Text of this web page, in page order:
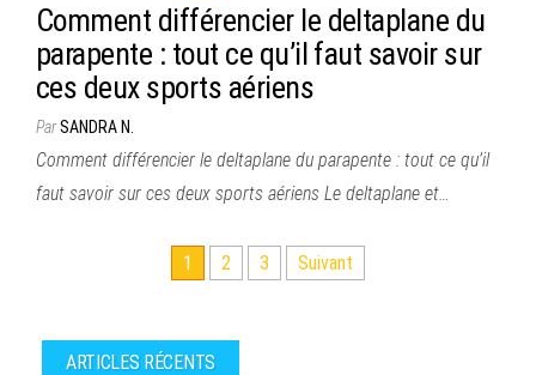
Comment différencier le deltaplane du
parapente : tout ce qu’il faut savoir sur
ces deux sports aériens
ParSANDRA N.
Comment différencier le deltaplane du parapente : tout ce qu’il
faut savoir sur ces deux sports aériens Le deltaplane et…
publications
1 2 3 Suivant
ARTICLES RÉCENTS